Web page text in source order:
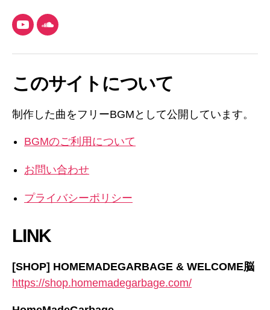
YouTubeSoundCloud
このサイトについて
制作した曲をフリーBGMとして公開しています。
BGMのご利用について
お問い合わせ
プライバシーポリシー
LINK
[SHOP] HOMEMADEGARBAGE & WELCOME脳
https://shop.homemadegarbage.com/